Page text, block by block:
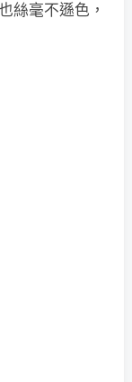
絲毫不遜色，